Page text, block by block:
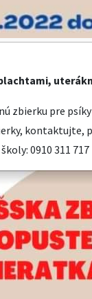
zbierku pre
0910 311 717